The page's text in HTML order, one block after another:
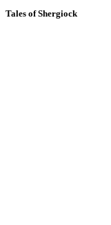
Tales of Shergiock